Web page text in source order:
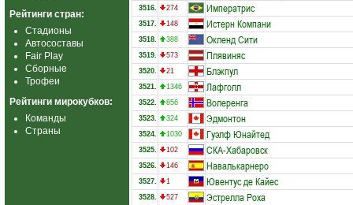
Рейтинги стран:
Стадионы
Автосоставы
Fair Play
Сборные
Трофеи
Рейтинги мирокубков:
Команды
Страны
3516. 274 Императрис
3517. 148 Истерн Компани
3518. 388 Окленд Сити
3519. 573 Плявиняс
3520. 21 Блэкпул
3521. 1346 Лафголл
3522. 856 Волеренга
3523. 324 Эдмонтон
3524. 1030 Гуэлф Юнайтед
3525. 102 СКА-Хабаровск
3526. 146 Навалькарнеро
3527. 1 Ювентус де Кайес
3528. 527 Эстрелла Роха